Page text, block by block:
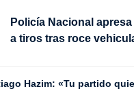
Policía Nacional
a tiros tras roce
Hazim: «Tu partido